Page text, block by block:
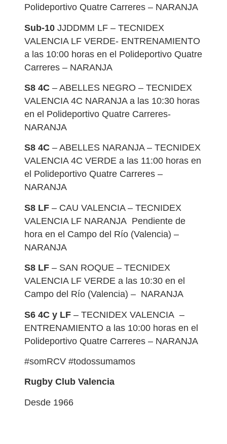
Polideportivo Quatre Carreres – NARANJA
Sub-10 JJDDMM LF – TECNIDEX
VALENCIA LF VERDE- ENTRENAMIENTO
a las 10:00 horas en el Polideportivo Quatre
Carreres – NARANJA
S8 4C – ABELLES NEGRO – TECNIDEX
VALENCIA 4C NARANJA a las 10:30 horas
en el Polideportivo Quatre Carreres-
NARANJA
S8 4C – ABELLES NARANJA – TECNIDEX
VALENCIA 4C VERDE a las 11:00 horas en
el Polideportivo Quatre Carreres –
NARANJA
S8 LF – CAU VALENCIA – TECNIDEX
VALENCIA LF NARANJA Pendiente de
hora en el Campo del Río (Valencia) –
NARANJA
S8 LF – SAN ROQUE – TECNIDEX
VALENCIA LF VERDE a las 10:30 en el
Campo del Río (Valencia) – NARANJA
S6 4C y LF – TECNIDEX VALENCIA –
ENTRENAMIENTO a las 10:00 horas en el
Polideportivo Quatre Carreres – NARANJA
#somRCV #todossumamos
Rugby Club Valencia
Desde 1966